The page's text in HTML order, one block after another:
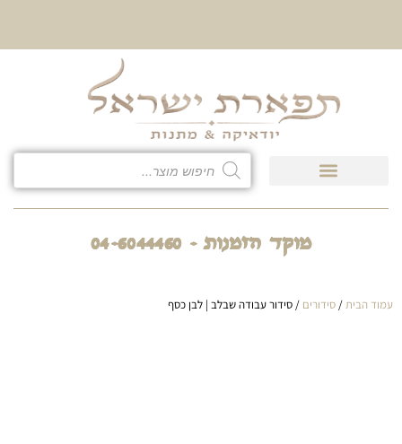
מוקד הזמנות - 04-6044460
עמוד הבית/ סידורים / סידור עבודה שבלב | לבן כסף